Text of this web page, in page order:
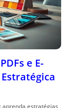
e E-
e aumentar